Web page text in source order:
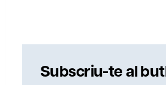
Subscriu-te al